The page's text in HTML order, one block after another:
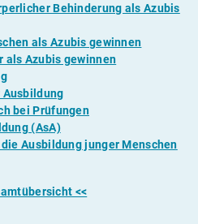
Behinderung als Azubis
als Azubis gewinnen
als Azubis gewinnen
Ausbildung
bei Prüfungen
(AsA)
Ausbildung junger Menschen
<<